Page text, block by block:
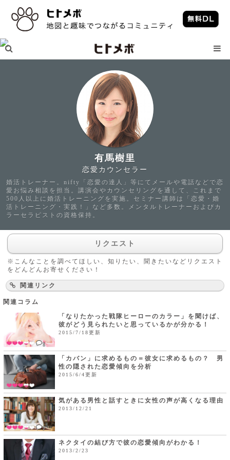
有馬樹里
恋愛カウンセラー
婚活トレーナー。nifty「恋愛の達人」等にてメールや電話などで恋
愛お悩み相談を担当。講演会やカウンセリングを通して、これまで
500人以上に婚活トレーニングを実施。セミナー講師は「恋愛・婚
活トレーニング・実践！」など多数。メンタルトレーナーおよびカ
ラーセラピストの資格保持。
リクエスト
※こんなことを調べてほしい、知りたい、聞きたいなどリクエスト
をどんどんお寄せください！
関連リンク
関連コラム
1
「なりたかった戦隊ヒーローのカラー」を聞けば、
彼がどう見られたいと思っているかが分かる！
2015/7/18更新
「カバン」に求めるもの＝彼女に求めるもの？ 男
性の隠された恋愛傾向を分析
2015/6/4更新
7
気がある男性と話すときに女性の声が高くなる理由
2013/12/21
ネクタイの結び方で彼の恋愛傾向がわかる！
2013/2/23